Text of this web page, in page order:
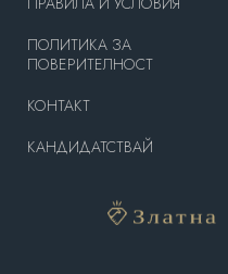
ПОЛИТИКА ЗА
ПОВЕРИТЕЛНОСТ
КОНТАКТ
КАНДИДАТСТВАЙ